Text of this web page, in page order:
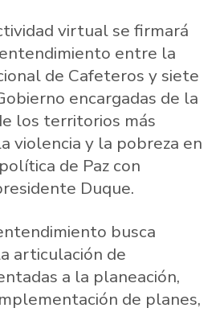
virtual se firmará
entre la
de Cafeteros y siete
encargadas de la
los territorios más
violencia y la pobreza en
de Paz con
Duque.
busca
articulación de
a la planeación,
de planes,